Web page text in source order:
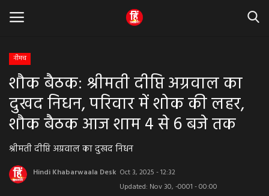
Home
धर्म & ज्योतिष
बड़ी खबर
मध्यप्रदेश
नीमच
शौक बैठक: श्रीमती दीप्ति अग्रवाल का
दुखद निधन, परिवार में शोक की लहर,
शौक बैठक आज शाम 4 से 6 बजे तक
श्रीमती दीप्ति अग्रवाल का दुखद निधन
Hindi Khabarwaala Desk Oct 3, 2025 - 12:32
Updated: Nov 30, -0001 - 00:00